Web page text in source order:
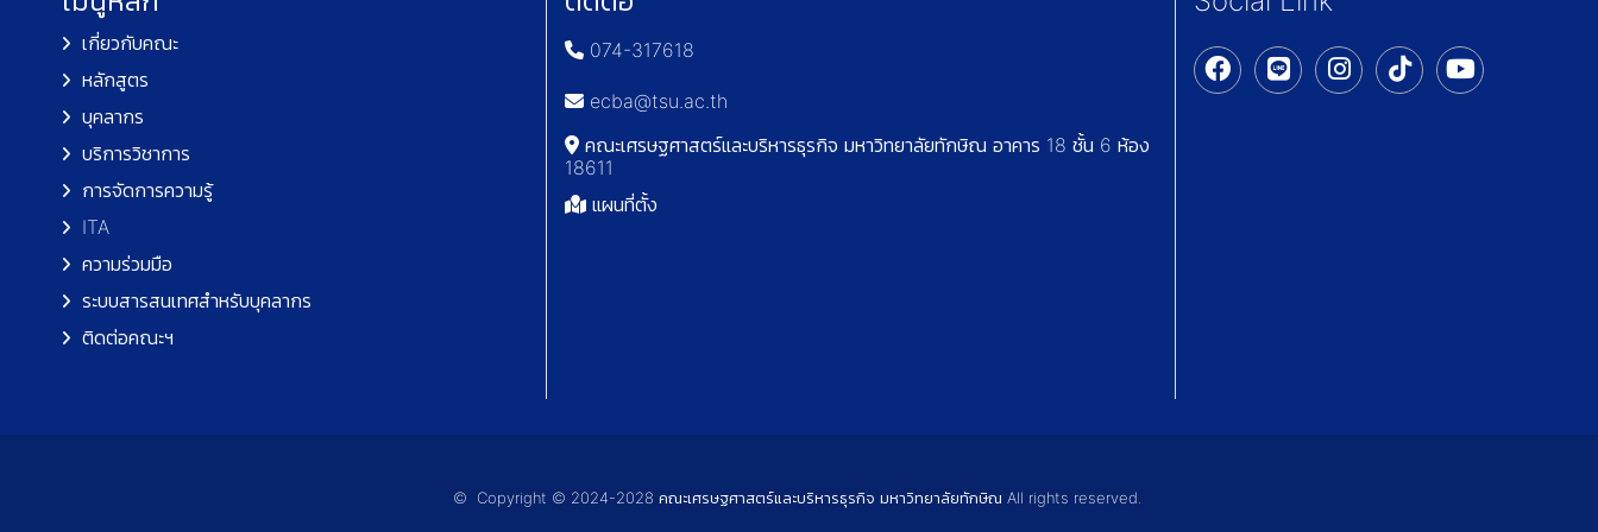
เกี่ยวกับคณะ
หลักสูตร
บุคลากร
บริการวิชาการ
การจัดการความรู้
ITA
ความร่วมมือ
ระบบสารสนเทศสำหรับบุคลากร
ติดต่อคณะฯ
074-317618
ecba@tsu.ac.th
คณะเศรษฐศาสตร์และบริหารธุรกิจ มหาวิทยาลัยทักษิณ อาคาร 18 ชั้น 6 ห้อง
18611
แผนที่ตั้ง
© Copyright © 2024-2028 คณะเศรษฐศาสตร์และบริหารธุรกิจ มหาวิทยาลัยทักษิณ All rights reserved.